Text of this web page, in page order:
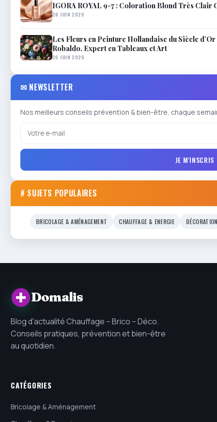
IGORA ROYAL 9-7 : Coloration Blond Très Clair
28 JUIN 2026
Les Fleurs en Peinture Hollandaise du Siècle
Robaldo, Expert en Tableaux et Art
26 JUIN 2026
✉ NEWSLETTER
Nos meilleurs conseils prévention & bien-être, chaque
JE M'INSCRIS
# SUJETS POPULAIRES
BRICOLAGE & AMÉNAGEMENT CHAUFFAGE & ENERGIE
Domalis
Blog d'actualité Chauffage – Brico – Déco.
Conseils pratiques, prévention et bien-être
au quotidien.
CATÉGORIES
Bricolage & Aménagement